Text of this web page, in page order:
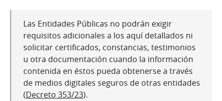
Las Entidades Públicas no podrán exigir
requisitos adicionales a los aquí detallados ni
solicitar certificados, constancias, testimonios
u otra documentación cuando la información
contenida en éstos pueda obtenerse a través
de medios digitales seguros de otras entidades
(Decreto 353/23).